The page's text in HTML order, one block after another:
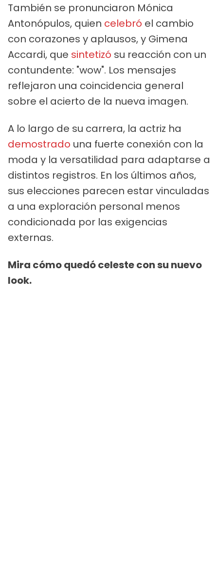
También se pronunciaron Mónica
Antonópulos, quien celebró el cambio
con corazones y aplausos, y Gimena
Accardi, que sintetizó su reacción con un
contundente: "wow". Los mensajes
reflejaron una coincidencia general
sobre el acierto de la nueva imagen.
A lo largo de su carrera, la actriz ha
demostrado una fuerte conexión con la
moda y la versatilidad para adaptarse a
distintos registros. En los últimos años,
sus elecciones parecen estar vinculadas
a una exploración personal menos
condicionada por las exigencias
externas.
Mira cómo quedó celeste con su nuevo
look.